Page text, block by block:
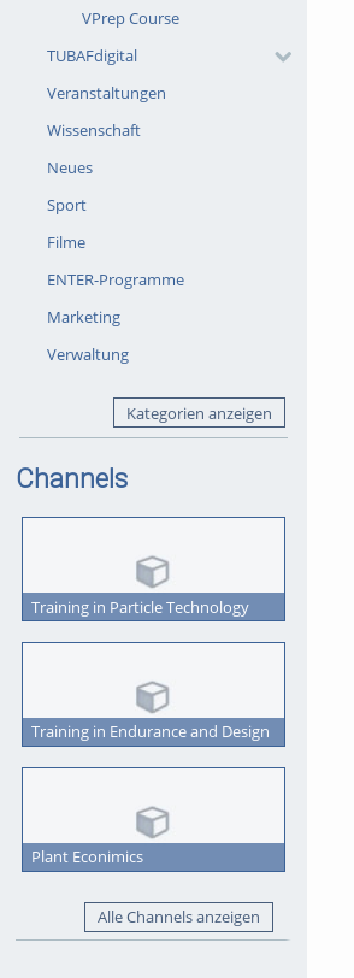
VPrep Course
TUBAFdigital
Veranstaltungen
Wissenschaft
Neues
Sport
Filme
ENTER-Programme
Marketing
Verwaltung
Kategorien anzeigen
Channels
Training in Particle Technology
Training in Endurance and Design
Plant Econimics
Alle Channels anzeigen